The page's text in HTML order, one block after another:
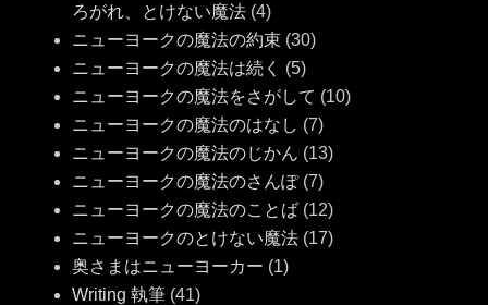
ろがれ、とけない魔法(4)
ニューヨークの魔法の約束 (30)
ニューヨークの魔法は続く
(5)
ニューヨークの魔法をさがして (10)
ニューヨークの魔法のはなし (7)
ニューヨークの魔法のじかん (13)
ニューヨークの魔法のさんぽ(7)
ニューヨークの魔法のことば(12)
ニューヨークのとけない魔法(17)
奥さまはニューヨーカー (1)
Writing 執筆(41)